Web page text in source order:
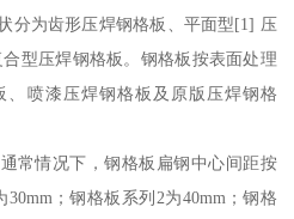
分为齿形压焊钢格板、平面型[1] 压
型压焊钢格板。钢格板按表面处理
喷漆压焊钢格板及原版压焊钢格
常情况下，钢格板扁钢中心间距按
；钢格板系列2为40mm；钢格